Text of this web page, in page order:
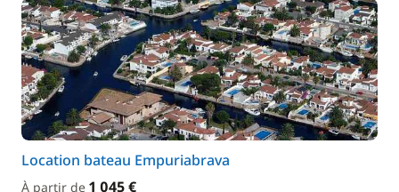
Location bateau Empuriabrava
À partir de 1 045 €